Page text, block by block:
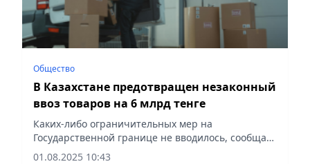
Общество
В Казахстане предотвращен незаконный
ввоз товаров на 6 млрд тенге
Каких-либо ограничительных мер на
Государственной границе не вводилось, сообщает
Vecher.kz.
01.08.2025 10:43